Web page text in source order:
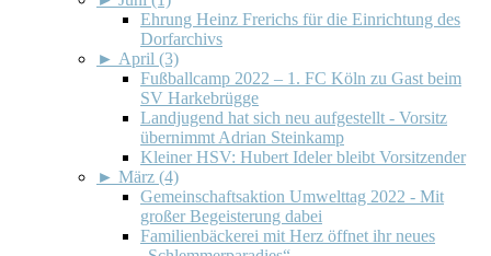
Ehrung Heinz Frerichs für die Einrichtung des
Dorfarchivs
► April (3)
Fußballcamp 2022 – 1. FC Köln zu Gast beim
SV Harkebrügge
Landjugend hat sich neu aufgestellt - Vorsitz
übernimmt Adrian Steinkamp
Kleiner HSV: Hubert Ideler bleibt Vorsitzender
► März (4)
Gemeinschaftsaktion Umwelttag 2022 - Mit
großer Begeisterung dabei
Familienbäckerei mit Herz öffnet ihr neues